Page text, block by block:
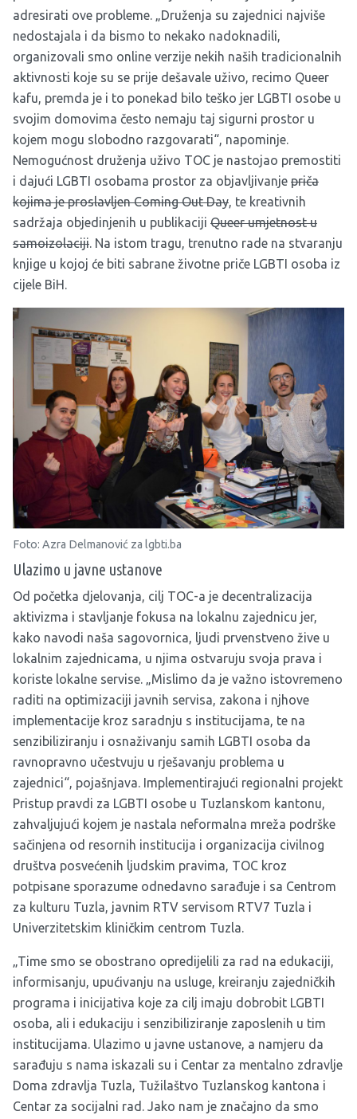
adresirati ove probleme. „Druženja su zajednici najviše
nedostajala i da bismo to nekako nadoknadili,
organizovali smo online verzije nekih naših tradicionalnih
aktivnosti koje su se prije dešavale uživo, recimo Queer
kafu, premda je i to ponekad bilo teško jer LGBTI osobe u
svojim domovima često nemaju taj sigurni prostor u
kojem mogu slobodno razgovarati“, napominje.
Nemogućnost druženja uživo TOC je nastojao premostiti
i dajući LGBTI osobama prostor za objavljivanje priča
kojima je proslavljen Coming Out Day, te kreativnih
sadržaja objedinjenih u publikaciji Queer umjetnost u
samoizolaciji. Na istom tragu, trenutno rade na stvaranju
knjige u kojoj će biti sabrane životne priče LGBTI osoba iz
cijele BiH.
Foto: Azra Delmanović za lgbti.ba
Ulazimo u javne ustanove
Od početka djelovanja, cilj TOC-a je decentralizacija
aktivizma i stavljanje fokusa na lokalnu zajednicu jer,
kako navodi naša sagovornica, ljudi prvenstveno žive u
lokalnim zajednicama, u njima ostvaruju svoja prava i
koriste lokalne servise. „Mislimo da je važno istovremeno
raditi na optimizaciji javnih servisa, zakona i njhove
implementacije kroz saradnju s institucijama, te na
senzibiliziranju i osnaživanju samih LGBTI osoba da
ravnopravno učestvuju u rješavanju problema u
zajednici“, pojašnjava. Implementirajući regionalni projekt
Pristup pravdi za LGBTI osobe u Tuzlanskom kantonu,
zahvaljujući kojem je nastala neformalna mreža podrške
sačinjena od resornih institucija i organizacija civilnog
društva posvećenih ljudskim pravima, TOC kroz
potpisane sporazume odnedavno sarađuje i sa Centrom
za kulturu Tuzla, javnim RTV servisom RTV7 Tuzla i
Univerzitetskim kliničkim centrom Tuzla.
„Time smo se obostrano opredijelili za rad na edukaciji,
informisanju, upućivanju na usluge, kreiranju zajedničkih
programa i inicijativa koje za cilj imaju dobrobit LGBTI
osoba, ali i edukaciju i senzibiliziranje zaposlenih u tim
institucijama. Ulazimo u javne ustanove, a namjeru da
sarađuju s nama iskazali su i Centar za mentalno zdravlje
Doma zdravlja Tuzla, Tužilaštvo Tuzlanskog kantona i
Centar za socijalni rad. Jako nam je značajno da smo